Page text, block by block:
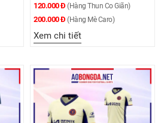
120.000 Đ (Hàng Thun Co Giãn)
200.000 Đ (Hàng Mè Caro)
Xem chi tiết